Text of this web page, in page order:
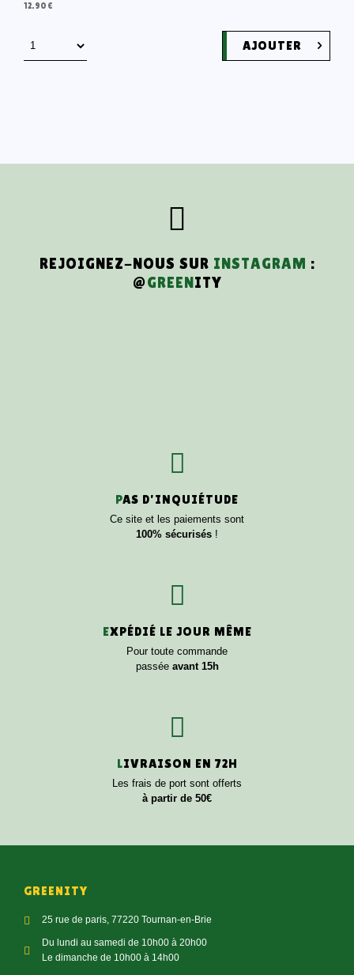
12.90 €
AJOUTER
REJOIGNEZ-NOUS SUR INSTAGRAM :
@GREENITY
PAS D'INQUIÉTUDE
Ce site et les paiements sont
100% sécurisés !
EXPÉDIÉ LE JOUR MÊME
Pour toute commande
passée avant 15h
LIVRAISON EN 72H
Les frais de port sont offerts
à partir de 50€
GREENITY
25 rue de paris, 77220 Tournan-en-Brie
Du lundi au samedi de 10h00 à 20h00
Le dimanche de 10h00 à 14h00